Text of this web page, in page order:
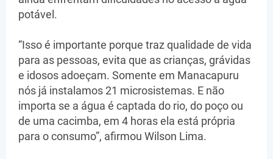
potável.
“Isso é importante porque traz qualidade de vida
para as pessoas, evita que as crianças, grávidas
e idosos adoeçam. Somente em Manacapuru
nós já instalamos 21 microsistemas. E não
importa se a água é captada do rio, do poço ou
de uma cacimba, em 4 horas ela está própria
para o consumo”, afirmou Wilson Lima.